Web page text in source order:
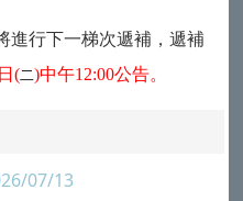
進行下一梯次遞補，遞補
(二)中午12:00公告。
07/13